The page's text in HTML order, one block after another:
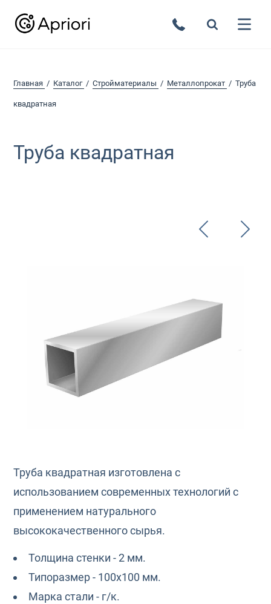
Главная Каталог Стройматериалы Металлопрокат Труба
квадратная
Труба квадратная
Труба квадратная изготовлена с
использованием современных технологий с
применением натурального
высококачественного сырья.
Толщина стенки - 2 мм.
Типоразмер - 100х100 мм.
Марка стали - г/к.